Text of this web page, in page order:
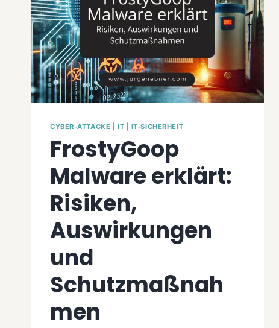
CYBER-ATTACKE IT IT-SICHERHEIT
FrostyGoop
Malware erklärt:
Risiken,
Auswirkungen
und
Schutzmaßnah
men